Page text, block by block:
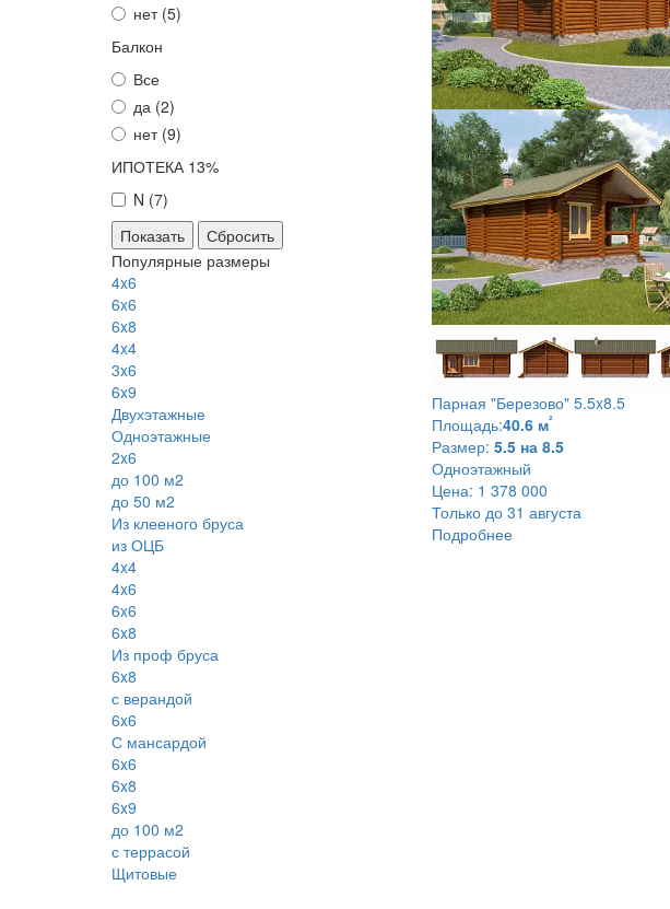
нет (5)
Балкон
Все
да (2)
нет (9)
ИПОТЕКА 13%
N (7)
Сбросить
Популярные размеры
4x6
6x6
6x8
4x4
3x6
6x9
Двухэтажные
Одноэтажные
2x6
до 100 м2
до 50 м2
Из клееного бруса
из ОЦБ
4x4
4x6
6x6
6x8
Из проф бруса
6x8
с верандой
6x6
С мансардой
6x6
6x8
6x9
до 100 м2
с террасой
Щитовые
Парная "Березово" 5.5x8.5
Площадь:40.6 м²
Размер: 5.5 на 8.5
Одноэтажный
Цена: 1 378 000
Только до 31 августа
Подробнее